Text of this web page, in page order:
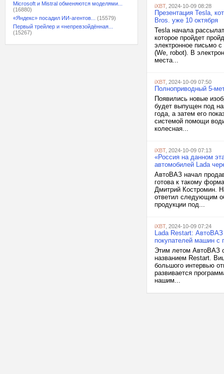
Microsoft и Mistral обменяются моделями...
(16880)
«Яндекс» посадил ИИ-агентов...
(15579)
Первый трейлер и «непревзойдённая...
(15267)
iXBT, 2024-10-09 08:28
Презентация Tesla,
Bros. уже 10 октября
Tesla начала
которое пройдет
электронное письмо
(We, robot). В
места...
iXBT, 2024-10-09 07:50
Полноприводный 5-
Появились новые
будет выпущен под
года, а затем его
системой помощи
колесная...
iXBT, 2024-10-09 07:13
«Россия на данном
автомобилей Lada
АвтоВАЗ начал
готова к такому
Дмитрий Костромин.
ответил следующим
продукции под...
iXBT, 2024-10-09 07:24
Lada Restart: АвтоВАЗ
покупателей машин с
Этим летом АвтоВАЗ
названием Restart.
большого интервью
развивается
нашим...